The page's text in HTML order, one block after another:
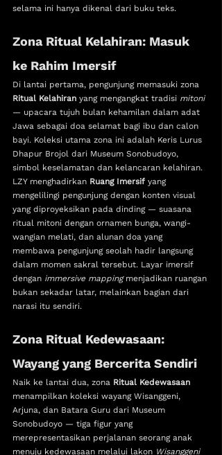
selama ini hanya dikenal dari buku teks.
Zona Ritual Kelahiran: Masuk
ke Rahim Imersif
Di lantai pertama, pengunjung memasuki zona
Ritual Kelahiran yang mengangkat tradisi mitoni
— upacara tujuh bulan kehamilan dalam adat
Jawa sebagai doa selamat bagi ibu dan calon
bayi. Koleksi utama zona ini adalah Keris Lurus
Dhapur Brojol dari Museum Sonobudoyo,
simbol keselamatan dan kelancaran kelahiran.
LZY menghadirkan Ruang Imersif yang
mengelilingi pengunjung dengan konten visual
yang diproyeksikan pada dinding — suasana
ritual mitoni dengan ornamen bunga, wangi-
wangian melati, dan alunan doa yang
membawa pengunjung seolah hadir langsung
dalam momen sakral tersebut. Layar imersif
dengan immersive mapping menjadikan ruangan
bukan sekadar latar, melainkan bagian dari
narasi itu sendiri.
Zona Ritual Kedewasaan:
Wayang yang Bercerita Sendiri
Naik ke lantai dua, zona Ritual Kedewasaan
menampilkan koleksi wayang Wisanggeni,
Arjuna, dan Batara Guru dari Museum
Sonobudoyo — tiga figur yang
merepresentasikan perjalanan seorang anak
menuju kedewasaan melalui lakon Wisanggeni